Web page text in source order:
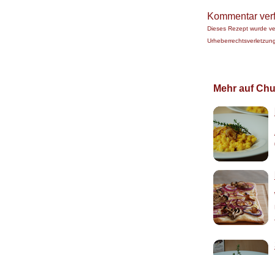
Kommentar
Dieses Rezept wurde
Mehr auf